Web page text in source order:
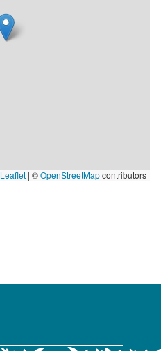
Leaflet | ©OpenStreetMapcontributors